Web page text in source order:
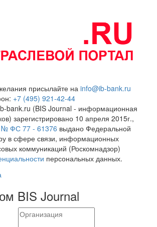
присылайте на info@ib-bank.ru
+7 (495) 921-42-44
bank.ru (BIS Journal - информационная
зарегистрировано 10 апреля 2015г.,
№ ФС 77 - 61376 выдано Федеральной
в сфере связи, информационных
коммуникаций (Роскомнадзор)
персональных данных.
BIS Journal